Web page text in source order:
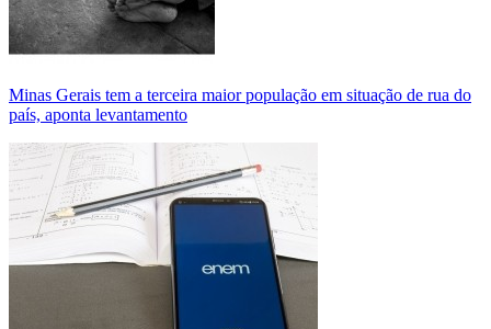
Minas Gerais tem a terceira maior população em situação de rua do
país, aponta levantamento